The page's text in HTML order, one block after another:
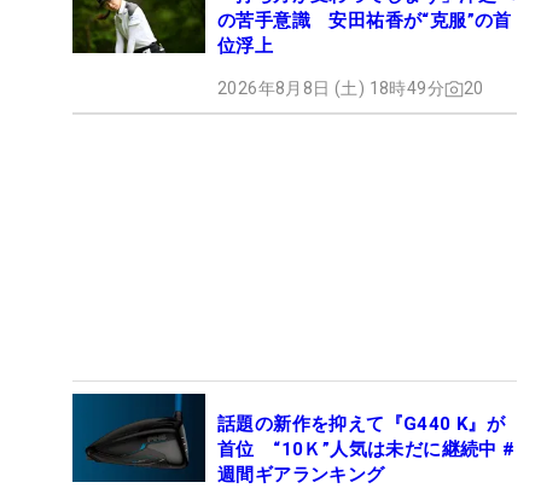
の苦手意識 安田祐香が“克服”の首
位浮上
2026年8月8日 (土) 18時49分 20
話題の新作を抑えて『G440 K』が
首位 “10Ｋ”人気は未だに継続中 #
週間ギアランキング